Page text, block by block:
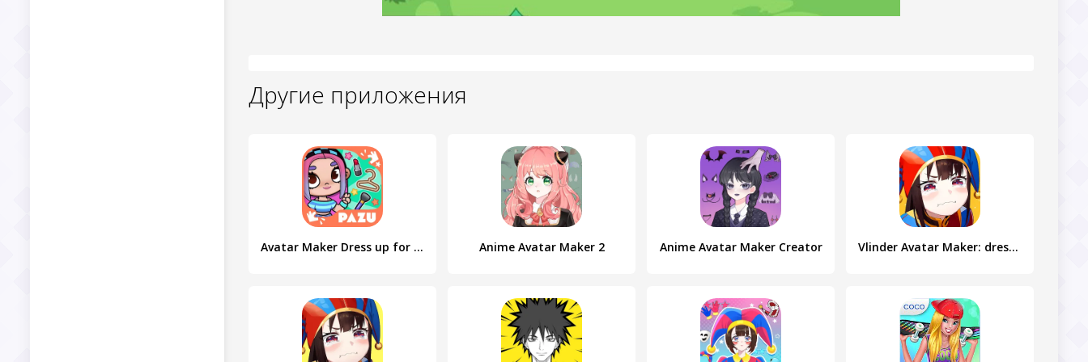
Другие приложения
Avatar Maker Dress up for kids Anime Avatar Maker 2 Anime Avatar Maker Creator Vlinder Avatar Maker: dress up